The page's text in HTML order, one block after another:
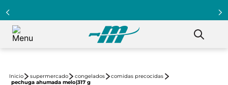
supermercado congelados
comidas precocidas
pechuga ahumada melo|317 g